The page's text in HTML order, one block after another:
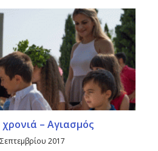
– Αγιασμός
2017